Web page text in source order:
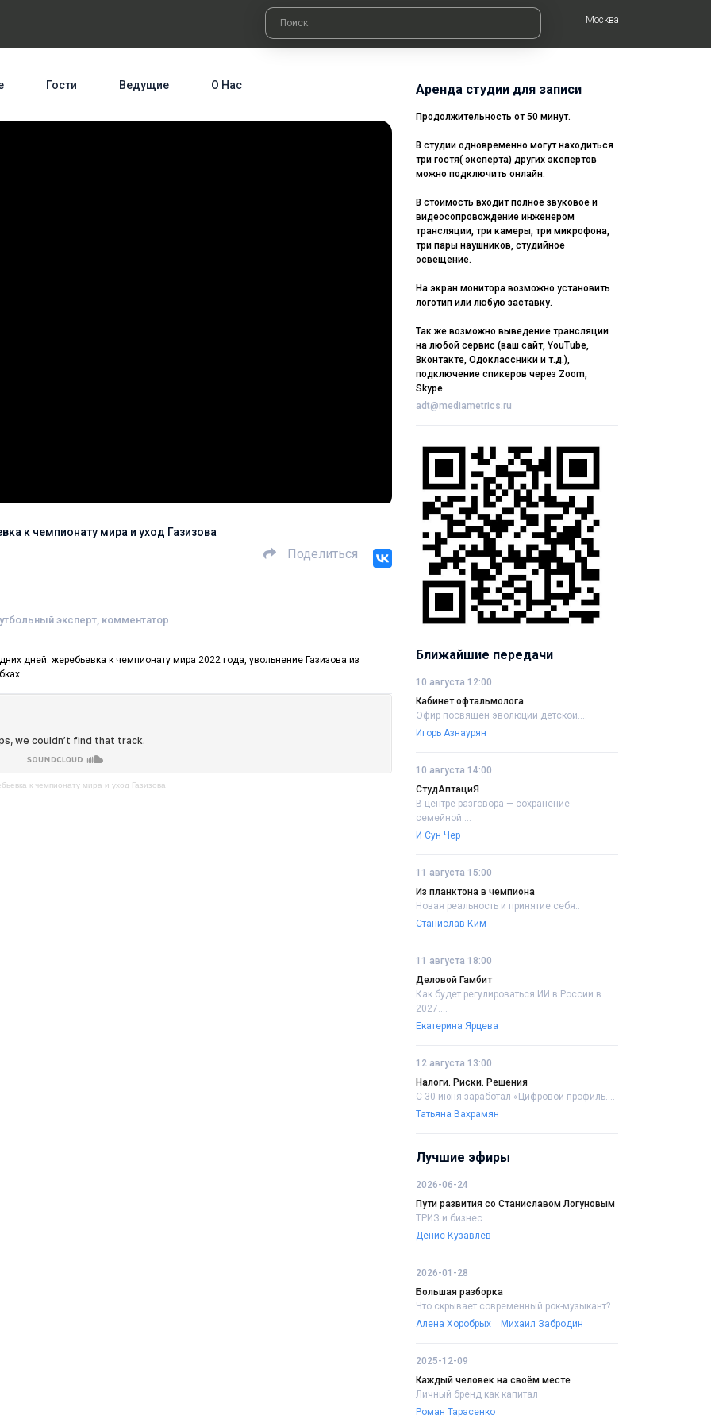
Москва
Гости Ведущие О Нас
к чемпионату мира и уход Газизова
Поделиться
эксперт, комментатор
дней: жеребьевка к чемпионату мира 2022 года, увольнение Газизова из
к чемпионату мира и уход Газизова
Аренда студии для записи
Продолжительность от 50 минут.
В студии одновременно могут находиться
три гостя( эксперта) других экспертов
можно подключить онлайн.
В стоимость входит полное звуковое и
видеосопровождение инженером
трансляции, три камеры, три микрофона,
три пары наушников, студийное
освещение.
На экран монитора возможно установить
логотип или любую заставку.
Так же возможно выведение трансляции
на любой сервис (ваш сайт, YouTube,
Вконтакте, Одоклассники и т.д.),
подключение спикеров через Zoom,
Skype.
adt@mediametrics.ru
Ближайшие передачи
10 августа 12:00
Кабинет офтальмолога
Эфир посвящён эволюции детской....
Игорь Азнаурян
10 августа 14:00
СтудАптациЯ
В центре разговора — сохранение
семейной....
И Сун Чер
11 августа 15:00
Из планктона в чемпиона
Новая реальность и принятие себя..
Станислав Ким
11 августа 18:00
Деловой Гамбит
Как будет регулироваться ИИ в России в
2027....
Екатерина Ярцева
12 августа 13:00
Налоги. Риски. Решения
С 30 июня заработал «Цифровой профиль....
Татьяна Вахрамян
Лучшие эфиры
2026-06-24
Пути развития со Станиславом Логуновым
ТРИЗ и бизнес
Денис Кузавлёв
2026-01-28
Большая разборка
Что скрывает современный рок-музыкант?
Алена Хоробрых
Михаил Забродин
2025-12-09
Каждый человек на своём месте
Личный бренд как капитал
Роман Тарасенко